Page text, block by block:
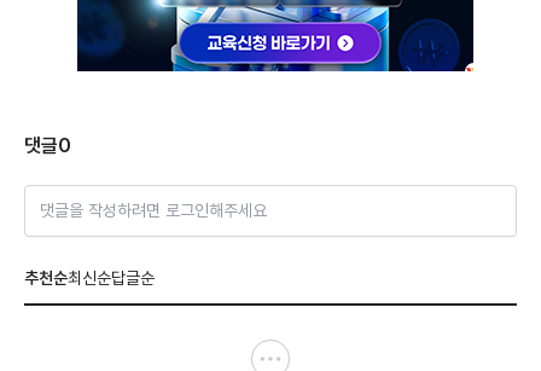
댓글0
댓글을 작성하려면 로그인해주세요
추천순최신순답글순